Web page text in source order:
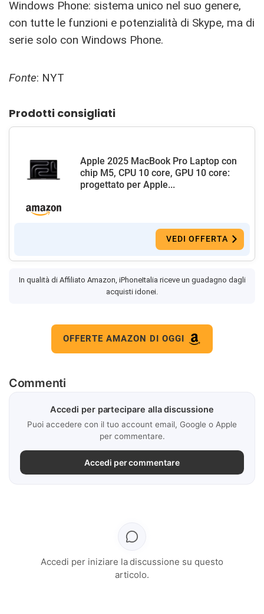
Windows Phone: sistema unico nel suo genere,
con tutte le funzioni e potenzialità di Skype, ma di
serie solo con Windows Phone.
Fonte: NYT
Prodotti consigliati
Apple 2025 MacBook Pro Laptop con
chip M5, CPU 10 core, GPU 10 core:
progettato per Apple...
VEDI OFFERTA
In qualità di Affiliato Amazon, iPhoneItalia riceve un guadagno dagli
acquisti idonei.
OFFERTE AMAZON DI OGGI
Commenti
Accedi per partecipare alla discussione
Puoi accedere con il tuo account email, Google o Apple
per commentare.
Accedi per commentare
Accedi per iniziare la discussione su questo
articolo.